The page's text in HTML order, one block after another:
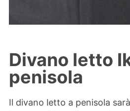
Divano letto
penisola
Il divano letto a penisola